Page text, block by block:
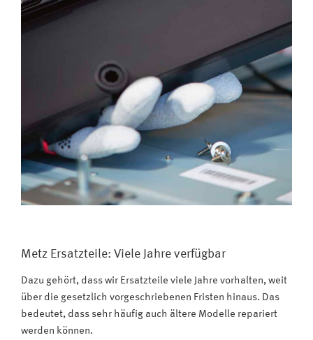
Metz Ersatzteile: Viele Jahre verfügbar
Dazu gehört, dass wir Ersatzteile viele Jahre vorhalten, weit
über die gesetzlich vorgeschriebenen Fristen hinaus. Das
bedeutet, dass sehr häufig auch ältere Modelle repariert
werden können.